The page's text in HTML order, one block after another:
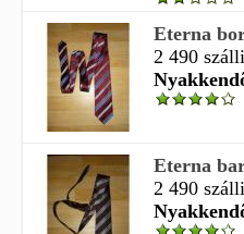
Eterna
2 490
Eterna
2 490